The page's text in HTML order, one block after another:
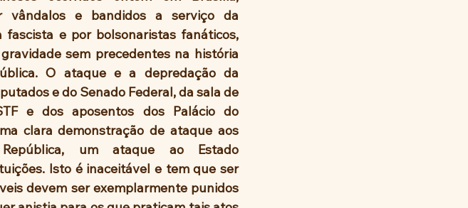
vândalos e bandidos a serviço da
fascista e por bolsonaristas fanáticos,
sem precedentes na história
O ataque e a depredação da
e do Senado Federal, da sala de
e dos aposentos dos Palácio do
clara demonstração de ataque aos
um ataque ao Estado
Isto é inaceitável e tem que ser
devem ser exemplarmente punidos